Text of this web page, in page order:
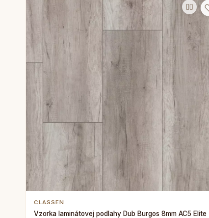
CLASSEN
Vzorka laminátovej podlahy Dub Burgos 8mm AC5 Elite